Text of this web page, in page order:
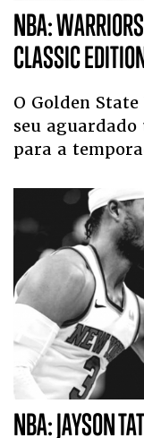
NBA:
CLASSIC
O Golden
seu
para a
NBA: JAYSON